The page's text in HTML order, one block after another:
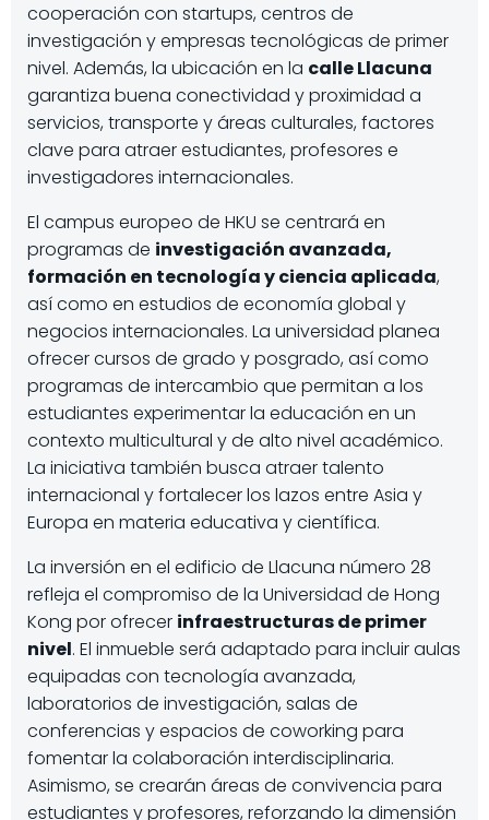
cooperación con startups, centros de
investigación y empresas tecnológicas de primer
nivel. Además, la ubicación en la calle Llacuna
garantiza buena conectividad y proximidad a
servicios, transporte y áreas culturales, factores
clave para atraer estudiantes, profesores e
investigadores internacionales.
El campus europeo de HKU se centrará en
programas de investigación avanzada,
formación en tecnología y ciencia aplicada,
así como en estudios de economía global y
negocios internacionales. La universidad planea
ofrecer cursos de grado y posgrado, así como
programas de intercambio que permitan a los
estudiantes experimentar la educación en un
contexto multicultural y de alto nivel académico.
La iniciativa también busca atraer talento
internacional y fortalecer los lazos entre Asia y
Europa en materia educativa y científica.
La inversión en el edificio de Llacuna número 28
refleja el compromiso de la Universidad de Hong
Kong por ofrecer infraestructuras de primer
nivel. El inmueble será adaptado para incluir aulas
equipadas con tecnología avanzada,
laboratorios de investigación, salas de
conferencias y espacios de coworking para
fomentar la colaboración interdisciplinaria.
Asimismo, se crearán áreas de convivencia para
estudiantes y profesores, reforzando la dimensión